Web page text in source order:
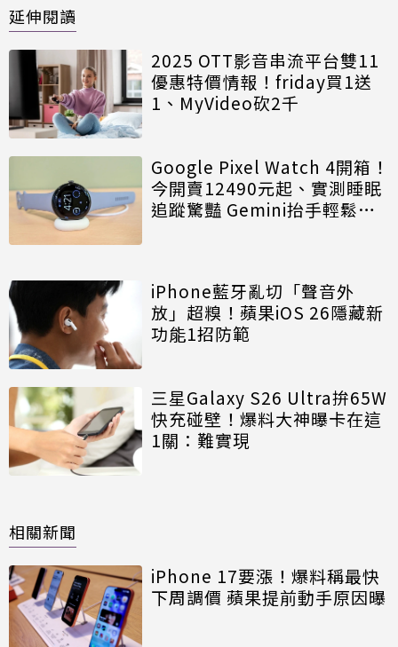
延伸閱讀
2025 OTT影音串流平台雙11
優惠特價情報！friday買1送
1、MyVideo砍2千
Google Pixel Watch 4開箱！
今開賣12490元起、實測睡眠
追蹤驚豔 Gemini抬手輕鬆對
iPhone藍牙亂切「聲音外
放」超糗！蘋果iOS 26隱藏新
功能1招防範
三星Galaxy S26 Ultra拚65W
快充碰壁！爆料大神曝卡在這
1關：難實現
相關新聞
iPhone 17要漲！爆料稱最快
下周調價 蘋果提前動手原因曝